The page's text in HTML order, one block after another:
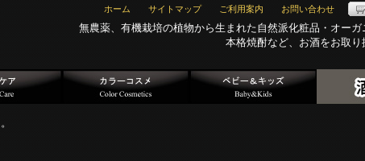
ホーム サイトマップ ご利用案内 お問い合わせ
無農薬、有機栽培の植物から生まれた自然派化粧品・オーガ
本格焼酎など、お酒をお取り